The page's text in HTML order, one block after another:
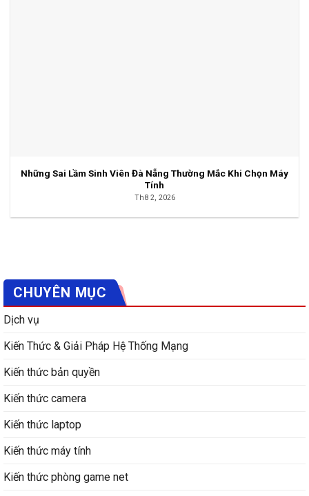
Những Sai Lầm Sinh Viên Đà Nẵng Thường Mắc Khi Chọn Máy
Tính
Th8 2, 2026
CHUYÊN MỤC
Dịch vụ
Kiến Thức & Giải Pháp Hệ Thống Mạng
Kiến thức bản quyền
Kiến thức camera
Kiến thức laptop
Kiến thức máy tính
Kiến thức phòng game net